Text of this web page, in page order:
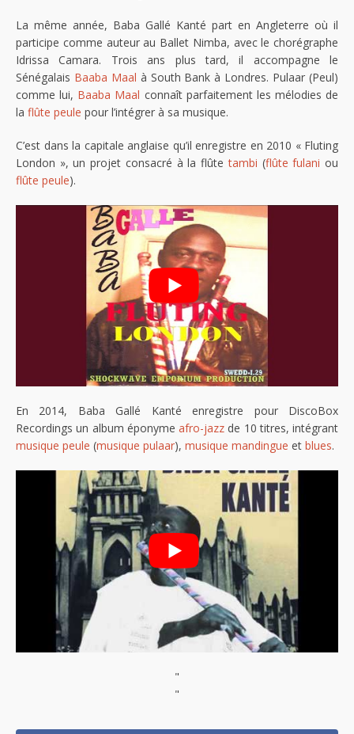
La même année, Baba Gallé Kanté part en Angleterre où il
participe comme auteur au Ballet Nimba, avec le chorégraphe
Idrissa Camara. Trois ans plus tard, il accompagne le
Sénégalais Baaba Maal à South Bank à Londres. Pulaar (Peul)
comme lui, Baaba Maal connaît parfaitement les mélodies de
la flûte peule pour l’intégrer à sa musique.
C’est dans la capitale anglaise qu’il enregistre en 2010 « Fluting
London », un projet consacré à la flûtetambi (flûte fulani ou
flûte peule).
En 2014, Baba Gallé Kanté enregistre pour DiscoBox
Recordings un album éponyme afro-jazz de 10 titres, intégrant
musique peule (musique pulaar), musique mandingue et blues.
"
"